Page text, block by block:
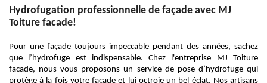
Hydrofugation professionnelle de façade avec MJ
Toiture facade!
Pour une façade toujours impeccable pendant des années, sachez
que l’hydrofuge est indispensable. Chez l'entreprise MJ Toiture
facade, nous vous proposons un service de pose d’hydrofuge qui
protège à la fois votre façade et lui octroie un bel éclat. Nos artisans